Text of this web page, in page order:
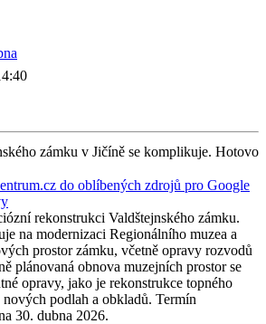
zámku v Jičíně se komplikuje. Hotovo
do oblíbených zdrojů pro Google
rekonstrukci Valdštejnského zámku.
na modernizaci Regionálního muzea a
prostor zámku, včetně opravy rozvodů
plánovaná obnova muzejních prostor se
opravy, jako je rekonstrukce topného
nových podlah a obkladů. Termín
30. dubna 2026.